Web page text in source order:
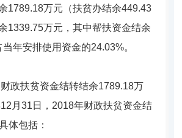
1789.18万元（扶贫办结余449.43
1339.75万元，其中帮扶资金结余
年安排使用资金的24.03%。
政扶贫资金结转结余1789.18万
月31日，2018年财政扶贫资金结
体包括：